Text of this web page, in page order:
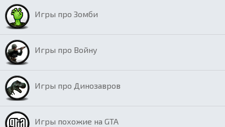
Игры про Зомби
Игры про Войну
Игры про Динозавров
Игры похожие на GTA